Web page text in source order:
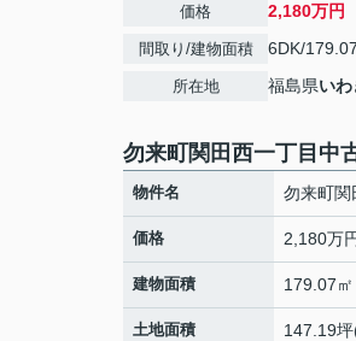
価格 2,180万円
間取り/建物面積 6DK/
所在地 福島県い
勿来町関田西一丁目中
物件名 勿来町関
価格 2,180万
建物面積 179.07㎡
土地面積 147.19